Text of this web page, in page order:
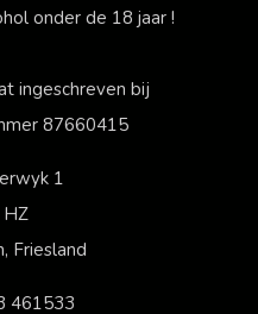
onder de 18 jaar !
ingeschreven bij
87660415
1
Friesland
461533